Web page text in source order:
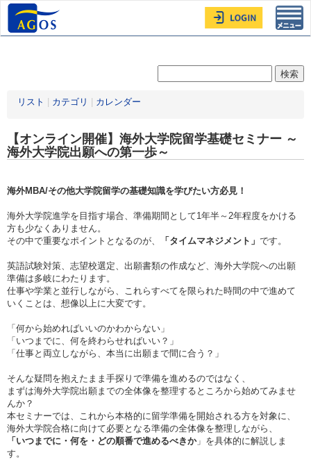
リスト カテゴリ カレンダー
【オンライン開催】海外大学院留学基礎セミナー ～
海外大学院出願への第一歩～
海外MBA/その他大学院留学の基礎知識を学びたい方必見！
海外大学院進学を目指す場合、準備期間として1年半～2年程度をかける
方も少なくありません。
その中で重要なポイントとなるのが、
「タイムマネジメント」 です。
英語試験対策、志望校選定、出願書類の作成など、海外大学院への出願
準備は多岐にわたります。
仕事や学業と並行しながら、これらすべてを限られた時間の中で進めて
いくことは、想像以上に大変です。
「何から始めればいいのかわからない」
「いつまでに、何を終わらせればいい？」
「仕事と両立しながら、本当に出願まで間に合う？」
そんな疑問を抱えたまま手探りで準備を進めるのではなく、
まずは海外大学院出願までの全体像を整理するところから始めてみませ
んか？
本セミナーでは、これから本格的に留学準備を開始される方を対象に、
海外大学院合格に向けて必要となる準備の全体像を整理しながら、
「いつまでに・何を・どの順番で進めるべきか」を具体的に解説しま
す。